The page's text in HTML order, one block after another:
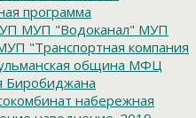
программа
МУП "Водоканал" МУП
"Транспортная компания
община МФЦ
Биробиджана
набережная